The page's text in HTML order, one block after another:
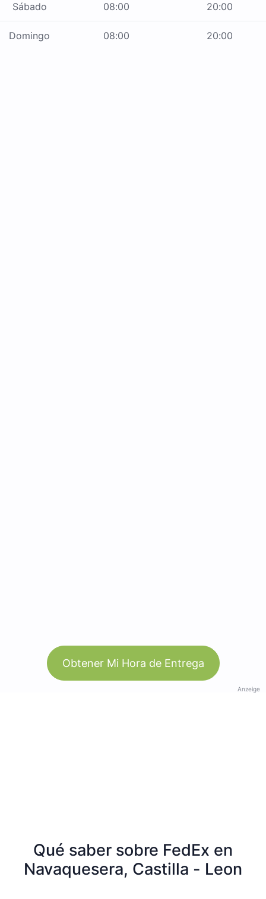
Sábado 08:00 20:00
Domingo 08:00 20:00
Obtener Mi Hora de Entrega
Anzeige
Qué saber sobre FedEx en
Navaquesera, Castilla - Leon